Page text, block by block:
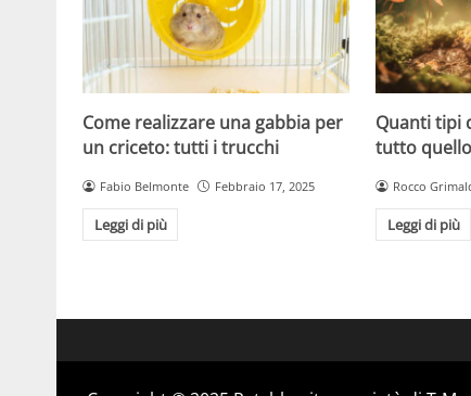
Come realizzare una gabbia per
un criceto: tutti i trucchi
Fabio Belmonte Febbraio 17, 2025
Leggi di più
Quanti tipi
tutto quello
Rocco
Leggi di più